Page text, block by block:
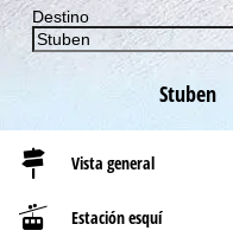
Destino
Stuben
Vista general
Estación esquí